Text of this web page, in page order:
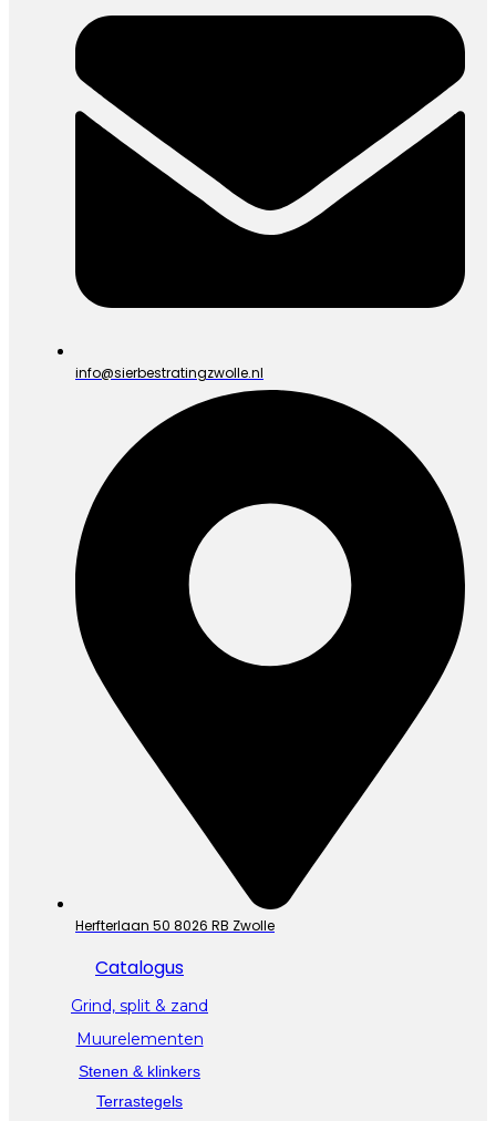
info@sierbestratingzwolle.nl
Herfterlaan 50 8026 RB Zwolle
Catalogus
Grind, split & zand
Muurelementen
Stenen & klinkers
Terrastegels